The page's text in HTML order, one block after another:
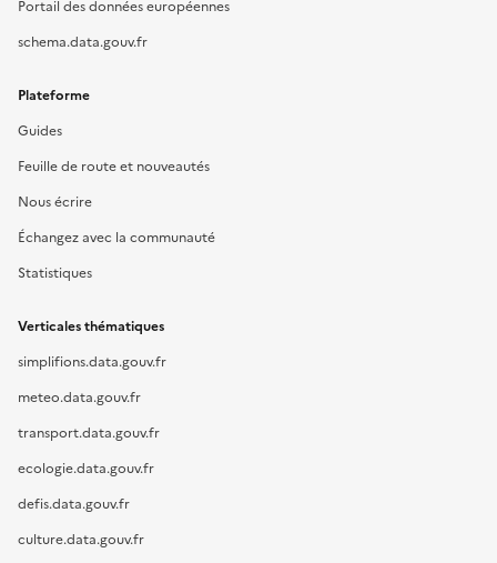
Portail des données européennes
schema.data.gouv.fr
Plateforme
Guides
Feuille de route et nouveautés
Nous écrire
Échangez avec la communauté
Statistiques
Verticales thématiques
simplifions.data.gouv.fr
meteo.data.gouv.fr
transport.data.gouv.fr
ecologie.data.gouv.fr
defis.data.gouv.fr
culture.data.gouv.fr